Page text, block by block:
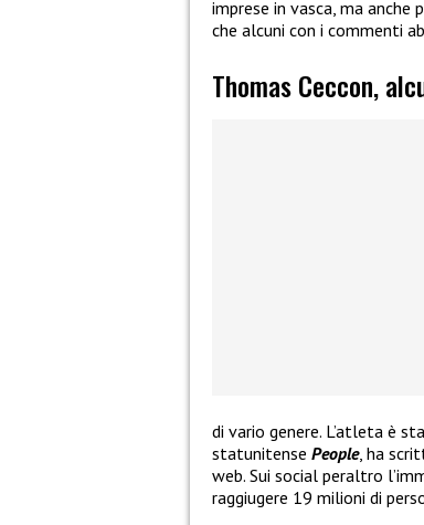
imprese in vasca, ma anche
che alcuni con i commenti
Thomas Ceccon,
di vario genere. L’atleta è
statunitense People, ha
web. Sui social peraltro
raggiugere 19 milioni di